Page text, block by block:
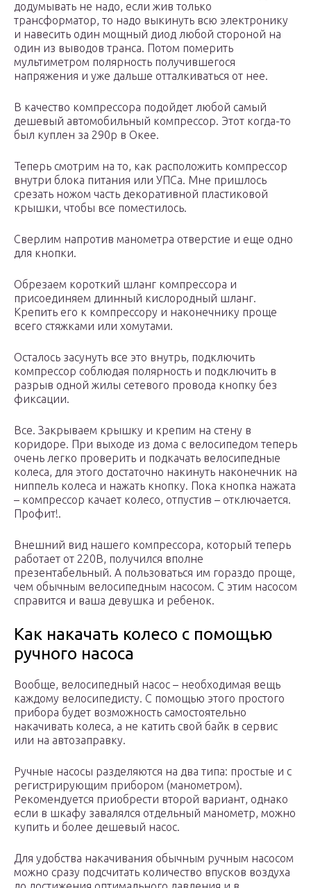
додумывать не надо, если жив только
трансформатор, то надо выкинуть всю электронику
и навесить один мощный диод любой стороной на
один из выводов транса. Потом померить
мультиметром полярность получившегося
напряжения и уже дальше отталкиваться от нее.
В качество компрессора подойдет любой самый
дешевый автомобильный компрессор. Этот когда-то
был куплен за 290р в Окее.
Теперь смотрим на то, как расположить компрессор
внутри блока питания или УПСа. Мне пришлось
срезать ножом часть декоративной пластиковой
крышки, чтобы все поместилось.
Сверлим напротив манометра отверстие и еще одно
для кнопки.
Обрезаем короткий шланг компрессора и
присоединяем длинный кислородный шланг.
Крепить его к компрессору и наконечнику проще
всего стяжками или хомутами.
Осталось засунуть все это внутрь, подключить
компрессор соблюдая полярность и подключить в
разрыв одной жилы сетевого провода кнопку без
фиксации.
Все. Закрываем крышку и крепим на стену в
коридоре. При выходе из дома с велосипедом теперь
очень легко проверить и подкачать велосипедные
колеса, для этого достаточно накинуть наконечник на
ниппель колеса и нажать кнопку. Пока кнопка нажата
– компрессор качает колесо, отпустив – отключается.
Профит!.
Внешний вид нашего компрессора, который теперь
работает от 220В, получился вполне
презентабельный. А пользоваться им гораздо проще,
чем обычным велосипедным насосом. С этим насосом
справится и ваша девушка и ребенок.
Как накачать колесо с помощью
ручного насоса
Вообще, велосипедный насос – необходимая вещь
каждому велосипедисту. С помощью этого простого
прибора будет возможность самостоятельно
накачивать колеса, а не катить свой байк в сервис
или на автозаправку.
Ручные насосы разделяются на два типа: простые и с
регистрирующим прибором (манометром).
Рекомендуется приобрести второй вариант, однако
если в шкафу завалялся отдельный манометр, можно
купить и более дешевый насос.
Для удобства накачивания обычным ручным насосом
можно сразу подсчитать количество впусков воздуха